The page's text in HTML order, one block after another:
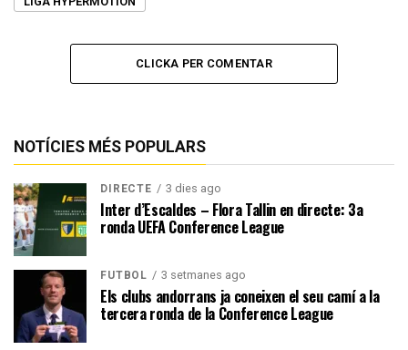
CLICKA PER COMENTAR
NOTÍCIES MÉS POPULARS
DIRECTE 3 dies ago
Inter d’Escaldes – Flora Tallin en directe: 3a
ronda UEFA Conference League
FUTBOL 3 setmanes ago
Els clubs andorrans ja coneixen el seu camí a la
tercera ronda de la Conference League